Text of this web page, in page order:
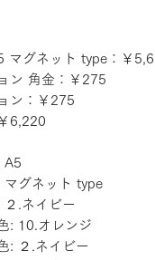
マグネット type：￥
ン 角金：￥275
ン：￥275
6,220
A5
マグネット type
２.ネイビー
: 10.オレンジ
: ２.ネイビー